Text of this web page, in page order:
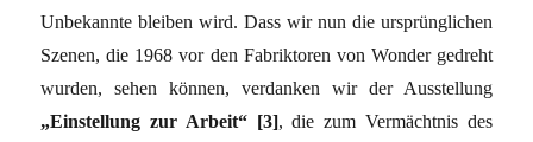
Unbekannte bleiben wird. Dass wir nun die ursprünglichen
Szenen, die 1968 vor den Fabriktoren von Wonder gedreht
wurden, sehen können, verdanken wir der Ausstellung
„Einstellung zur Arbeit“ [3], die zum Vermächtnis des